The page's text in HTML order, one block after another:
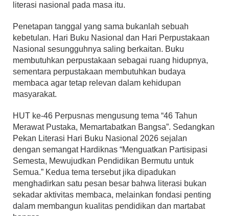
literasi nasional pada masa itu.
Penetapan tanggal yang sama bukanlah sebuah
kebetulan. Hari Buku Nasional dan Hari Perpustakaan
Nasional sesungguhnya saling berkaitan. Buku
membutuhkan perpustakaan sebagai ruang hidupnya,
sementara perpustakaan membutuhkan budaya
membaca agar tetap relevan dalam kehidupan
masyarakat.
HUT ke-46 Perpusnas mengusung tema “46 Tahun
Merawat Pustaka, Memartabatkan Bangsa”. Sedangkan
Pekan Literasi Hari Buku Nasional 2026 sejalan
dengan semangat Hardiknas “Menguatkan Partisipasi
Semesta, Mewujudkan Pendidikan Bermutu untuk
Semua.” Kedua tema tersebut jika dipadukan
menghadirkan satu pesan besar bahwa literasi bukan
sekadar aktivitas membaca, melainkan fondasi penting
dalam membangun kualitas pendidikan dan martabat